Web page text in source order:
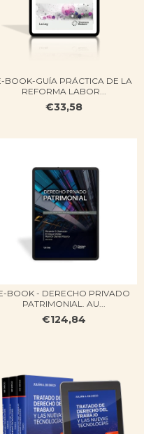
BOOK-GUÍA PRÁCTICA DE LA
REFORMA LABOR...
€33,58
BOOK - DERECHO PRIVADO
PATRIMONIAL. AU...
€124,84